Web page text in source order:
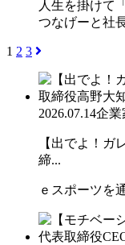
人生を掛けて
つなげーと社
1 2 3
2026.07.14企業
【出でよ！ガ
締...
ｅスポーツを